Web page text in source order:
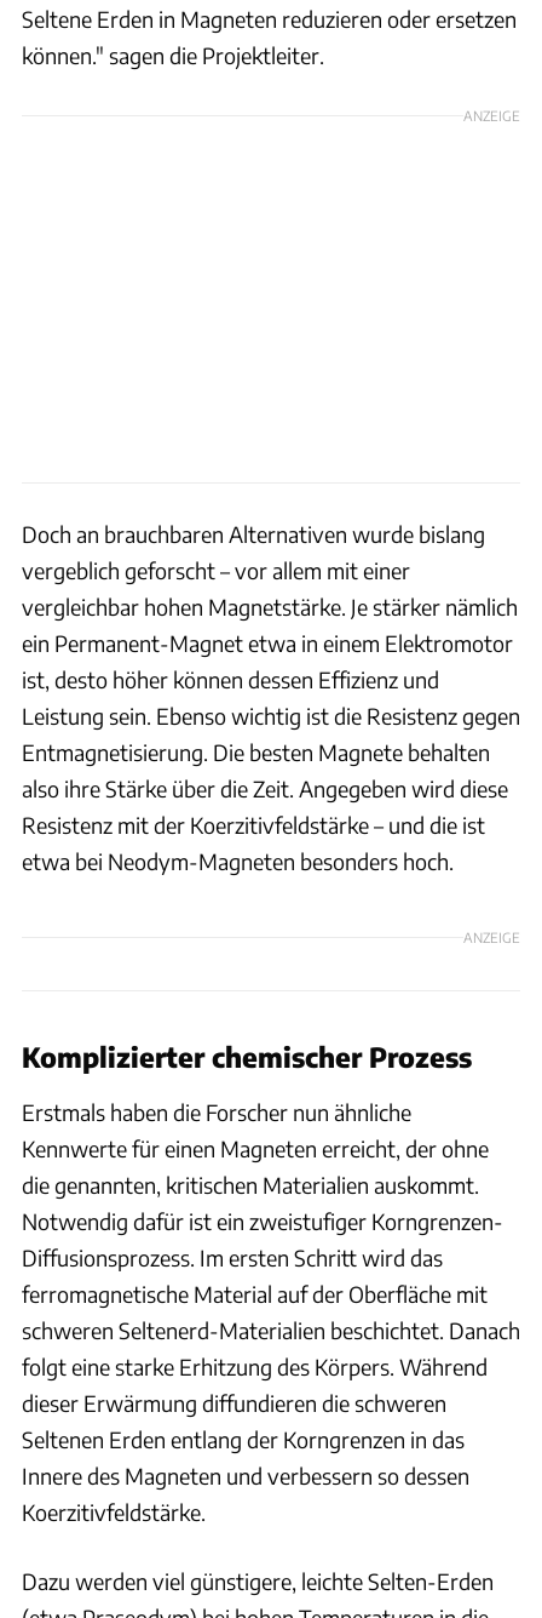
Seltene Erden in Magneten reduzieren oder ersetzen
können." sagen die Projektleiter.
ANZEIGE
Doch an brauchbaren Alternativen wurde bislang
vergeblich geforscht – vor allem mit einer
vergleichbar hohen Magnetstärke. Je stärker nämlich
ein Permanent-Magnet etwa in einem Elektromotor
ist, desto höher können dessen Effizienz und
Leistung sein. Ebenso wichtig ist die Resistenz gegen
Entmagnetisierung. Die besten Magnete behalten
also ihre Stärke über die Zeit. Angegeben wird diese
Resistenz mit der Koerzitivfeldstärke – und die ist
etwa bei Neodym-Magneten besonders hoch.
ANZEIGE
Komplizierter chemischer Prozess
Erstmals haben die Forscher nun ähnliche
Kennwerte für einen Magneten erreicht, der ohne
die genannten, kritischen Materialien auskommt.
Notwendig dafür ist ein zweistufiger Korngrenzen-
Diffusionsprozess. Im ersten Schritt wird das
ferromagnetische Material auf der Oberfläche mit
schweren Seltenerd-Materialien beschichtet. Danach
folgt eine starke Erhitzung des Körpers. Während
dieser Erwärmung diffundieren die schweren
Seltenen Erden entlang der Korngrenzen in das
Innere des Magneten und verbessern so dessen
Koerzitivfeldstärke.
Dazu werden viel günstigere, leichte Selten-Erden